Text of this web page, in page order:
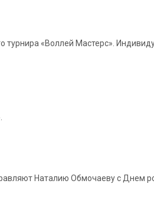
«Воллей Мастерс».
Наталию Обмочаеву с Днем